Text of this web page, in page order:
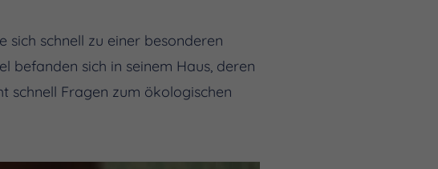
sich schnell zu einer besonderen
befanden sich in seinem Haus, deren
schnell Fragen zum ökologischen